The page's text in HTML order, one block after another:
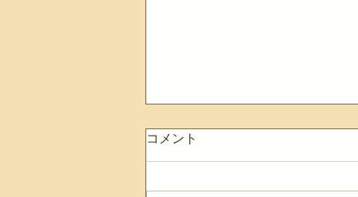
コメント